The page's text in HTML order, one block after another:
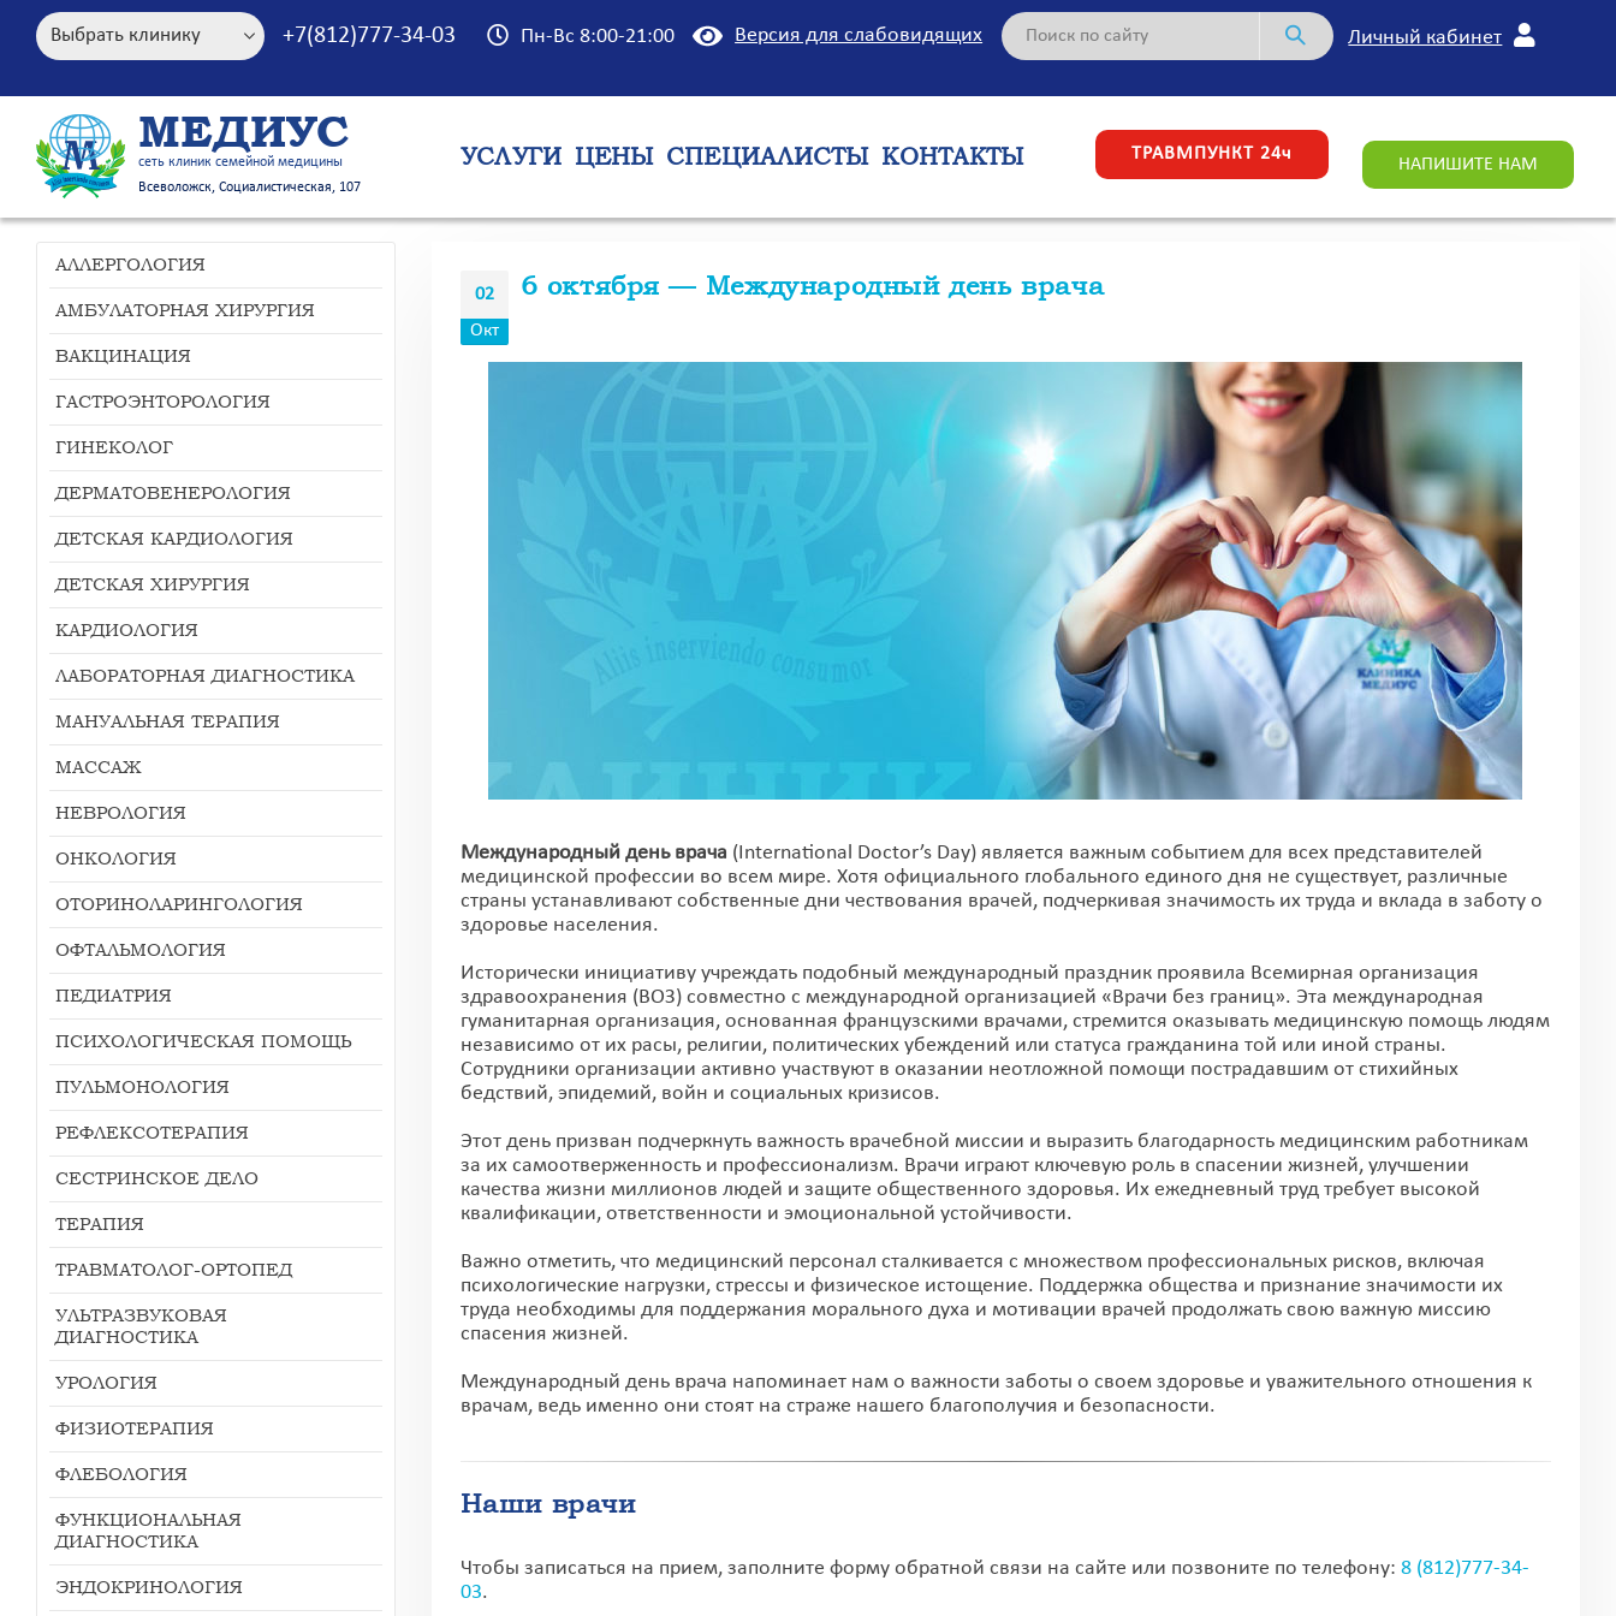
+7(812)777-34-03 Пн-Вс 8:00-21:00 Версия для слабовидящих Личный кабинет
МЕДИУС
сеть клиник семейной медицины
Всеволожск, Социалистическая, 107
УСЛУГИ ЦЕНЫ СПЕЦИАЛИСТЫ КОНТАКТЫ ТРАВМПУНКТ 24ч
НАПИШИТЕ НАМ
02
Окт
6 октября — Международный день врача
Международный день врача (International Doctor’s Day) является важным событием для всех представителей
медицинской профессии во всем мире. Хотя официального глобального единого дня не существует, различные
страны устанавливают собственные дни чествования врачей, подчеркивая значимость их труда и вклада в заботу о
здоровье населения.
Исторически инициативу учреждать подобный международный праздник проявила Всемирная организация
здравоохранения (ВОЗ) совместно с международной организацией «Врачи без границ». Эта международная
гуманитарная организация, основанная французскими врачами, стремится оказывать медицинскую помощь людям
независимо от их расы, религии, политических убеждений или статуса гражданина той или иной страны.
Сотрудники организации активно участвуют в оказании неотложной помощи пострадавшим от стихийных
бедствий, эпидемий, войн и социальных кризисов.
Этот день призван подчеркнуть важность врачебной миссии и выразить благодарность медицинским работникам
за их самоотверженность и профессионализм. Врачи играют ключевую роль в спасении жизней, улучшении
качества жизни миллионов людей и защите общественного здоровья. Их ежедневный труд требует высокой
квалификации, ответственности и эмоциональной устойчивости.
Важно отметить, что медицинский персонал сталкивается с множеством профессиональных рисков, включая
психологические нагрузки, стрессы и физическое истощение. Поддержка общества и признание значимости их
труда необходимы для поддержания морального духа и мотивации врачей продолжать свою важную миссию
спасения жизней.
Международный день врача напоминает нам о важности заботы о своем здоровье и уважительного отношения к
врачам, ведь именно они стоят на страже нашего благополучия и безопасности.
Наши врачи
Чтобы записаться на прием, заполните форму обратной связи на сайте или позвоните по телефону: 8 (812)777-34-
03.
АЛЛЕРГОЛОГИЯ
АМБУЛАТОРНАЯ ХИРУРГИЯ
ВАКЦИНАЦИЯ
ГАСТРОЭНТОРОЛОГИЯ
ГИНЕКОЛОГ
ДЕРМАТОВЕНЕРОЛОГИЯ
ДЕТСКАЯ КАРДИОЛОГИЯ
ДЕТСКАЯ ХИРУРГИЯ
КАРДИОЛОГИЯ
ЛАБОРАТОРНАЯ ДИАГНОСТИКА
МАНУАЛЬНАЯ ТЕРАПИЯ
МАССАЖ
НЕВРОЛОГИЯ
ОНКОЛОГИЯ
ОТОРИНОЛАРИНГОЛОГИЯ
ОФТАЛЬМОЛОГИЯ
ПЕДИАТРИЯ
ПСИХОЛОГИЧЕСКАЯ ПОМОЩЬ
ПУЛЬМОНОЛОГИЯ
РЕФЛЕКСОТЕРАПИЯ
СЕСТРИНСКОЕ ДЕЛО
ТЕРАПИЯ
ТРАВМАТОЛОГ-ОРТОПЕД
УЛЬТРАЗВУКОВАЯ
ДИАГНОСТИКА
УРОЛОГИЯ
ФИЗИОТЕРАПИЯ
ФЛЕБОЛОГИЯ
ФУНКЦИОНАЛЬНАЯ
ДИАГНОСТИКА
ЭНДОКРИНОЛОГИЯ